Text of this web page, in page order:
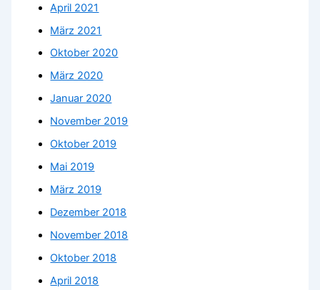
April 2021
März 2021
Oktober 2020
März 2020
Januar 2020
November 2019
Oktober 2019
Mai 2019
März 2019
Dezember 2018
November 2018
Oktober 2018
April 2018